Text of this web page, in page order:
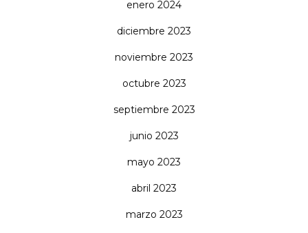
enero 2024
diciembre 2023
noviembre 2023
octubre 2023
septiembre 2023
junio 2023
mayo 2023
abril 2023
marzo 2023